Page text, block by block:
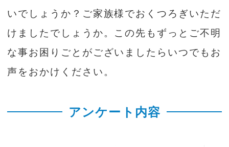
いでしょうか？ご家族様でおくつろぎいただ
けましたでしょうか。この先もずっとご不明
な事お困りごとがございましたらいつでもお
声をおかけください。
アンケート内容